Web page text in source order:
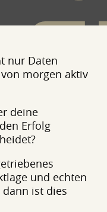
nur Daten
morgen aktiv
deine
Erfolg
und echten
dann ist dies